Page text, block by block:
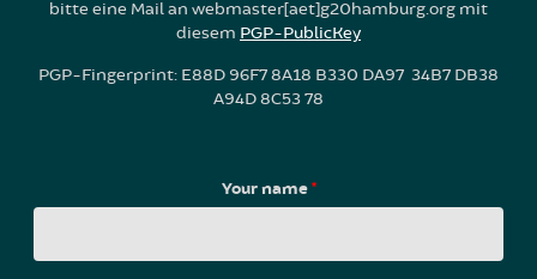
bitte eine Mail an webmaster[aet]g20hamburg.org mit
diesem PGP-PublicKey
PGP-Fingerprint: E88D 96F7 8A18 B330 DA97 34B7 DB38
A94D 8C53 78
Your name*